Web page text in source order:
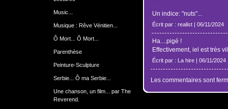
Music...
Musique : Rêve Vénitien...
Ô Mort... Ô Mort...
Parenthèse
Peinture-Sculpture
Serbie... Ô ma Serbie...
Une chanson, un film... par The
Reverend.
Un indice: "nuts"...
Écrit par : realist | 06/11/2024
Ha....pigé !
Effectivement, iel est très
Écrit par : La hire | 06/11/2024
Les commentaires sont